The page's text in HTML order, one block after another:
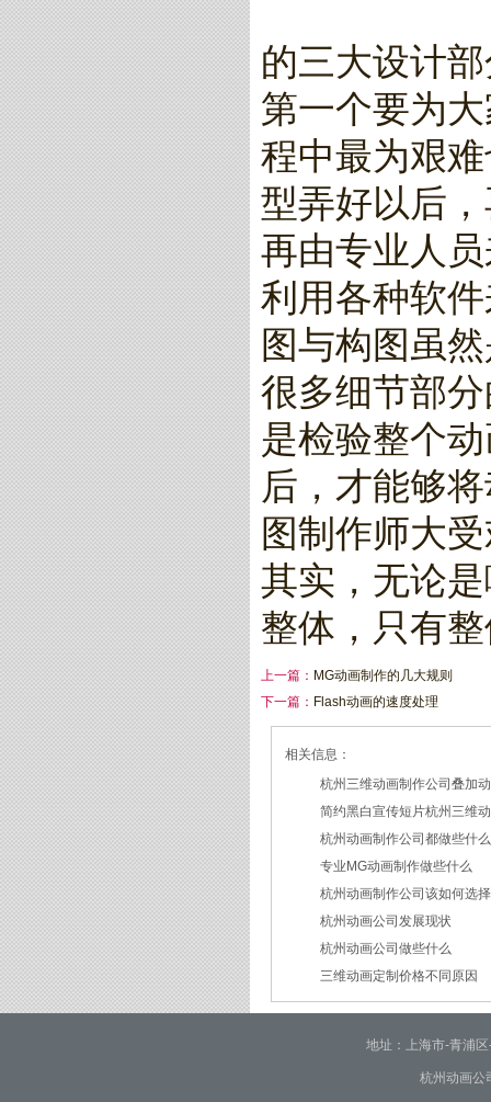
的三大设计
第一个要为
程中最为艰
型弄好以后
再由专业人
利用各种软
图与构图虽
很多细节部
是检验整个
后，才能够
图制作师大
其实，无论
整体，只有
上一篇： MG动画制作的几大规则
下一篇： Flash动画的速度处理
相关信息：
杭州三维动画制作公司叠加
2026/07/27
简约黑白宣传短片杭州三维
2026/07/23
杭州动画制作公司都做些什
2026/03/18
专业MG动画制作做些什么
2026/03/16
杭州动画制作公司该如何选择
2026/03/05
杭州动画公司发展现状
2026/03/03
杭州动画公司做些什么
2026/02/28
三维动画定制价格不同原因
2026/02/02
地址：上海市-青浦
杭州动画公